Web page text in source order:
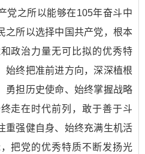
党之所以能够在105年奋斗中
之所以选择中国共产党，根本
政治力量无可比拟的优秀特
始终把准前进方向，深深植根
勇担历史使命、始终掌握战略
走在时代前列，敢于善于斗
重强健自身、始终充满生机活
把党的优秀特质不断发扬光